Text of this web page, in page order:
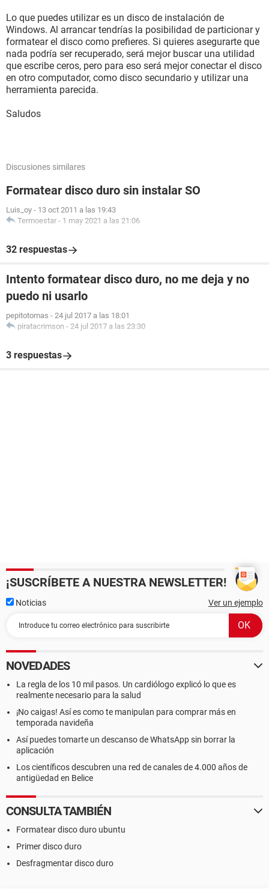
Lo que puedes utilizar es un disco de instalación de
Windows. Al arrancar tendrías la posibilidad de particionar y
formatear el disco como prefieres. Si quieres asegurarte que
nada podría ser recuperado, será mejor buscar una utilidad
que escribe ceros, pero para eso será mejor conectar el disco
en otro computador, como disco secundario y utilizar una
herramienta parecida.
Saludos
Discusiones similares
Formatear disco duro sin instalar SO
Luis_oy - 13 oct 2011 a las 19:43
Termoestar - 1 may 2021 a las 21:06
32 respuestas
Intento formatear disco duro, no me deja y no
puedo ni usarlo
pepitotomas - 24 jul 2017 a las 18:01
piratacrimson - 24 jul 2017 a las 23:30
3 respuestas
¡SUSCRÍBETE A NUESTRA NEWSLETTER!
Noticias Ver un ejemplo
NOVEDADES
La regla de los 10 mil pasos. Un cardiólogo explicó lo que es
realmente necesario para la salud
¡No caigas! Así es como te manipulan para comprar más en
temporada navideña
Así puedes tomarte un descanso de WhatsApp sin borrar la
aplicación
Los científicos descubren una red de canales de 4.000 años de
antigüedad en Belice
CONSULTA TAMBIÉN
Formatear disco duro ubuntu
Primer disco duro
Desfragmentar disco duro